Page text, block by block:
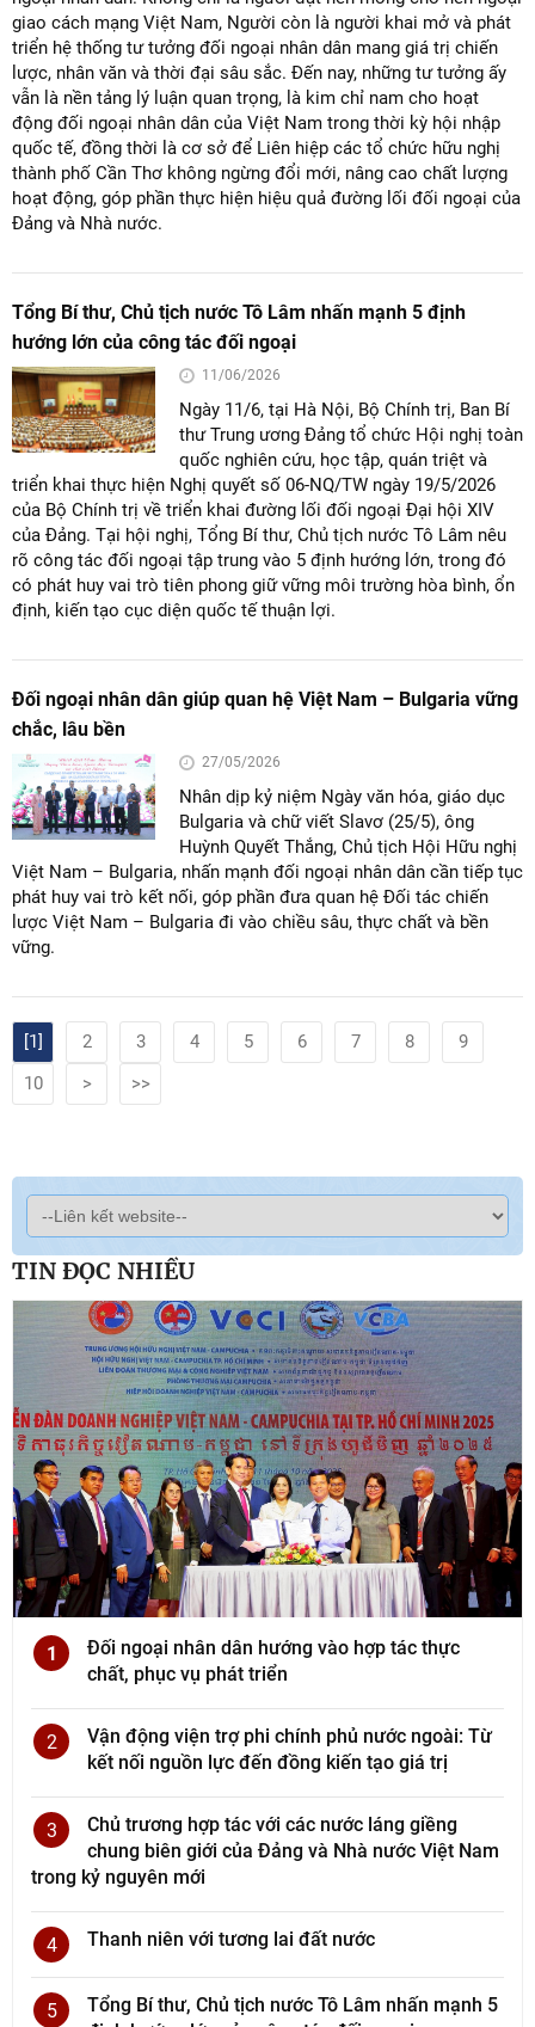
giao cách mạng Việt Nam, Người còn là người khai mở và phát
triển hệ thống tư tưởng đối ngoại nhân dân mang giá trị chiến
lược, nhân văn và thời đại sâu sắc. Đến nay, những tư tưởng ấy
vẫn là nền tảng lý luận quan trọng, là kim chỉ nam cho hoạt
động đối ngoại nhân dân của Việt Nam trong thời kỳ hội nhập
quốc tế, đồng thời là cơ sở để Liên hiệp các tổ chức hữu nghị
thành phố Cần Thơ không ngừng đổi mới, nâng cao chất lượng
hoạt động, góp phần thực hiện hiệu quả đường lối đối ngoại của
Đảng và Nhà nước.
Tổng Bí thư, Chủ tịch nước Tô Lâm nhấn mạnh 5 định
hướng lớn của công tác đối ngoại
11/06/2026
Ngày 11/6, tại Hà Nội, Bộ Chính trị, Ban Bí
thư Trung ương Đảng tổ chức Hội nghị toàn
quốc nghiên cứu, học tập, quán triệt và
triển khai thực hiện Nghị quyết số 06-NQ/TW ngày 19/5/2026
của Bộ Chính trị về triển khai đường lối đối ngoại Đại hội XIV
của Đảng. Tại hội nghị, Tổng Bí thư, Chủ tịch nước Tô Lâm nêu
rõ công tác đối ngoại tập trung vào 5 định hướng lớn, trong đó
có phát huy vai trò tiên phong giữ vững môi trường hòa bình, ổn
định, kiến tạo cục diện quốc tế thuận lợi.
Đối ngoại nhân dân giúp quan hệ Việt Nam – Bulgaria vững
chắc, lâu bền
27/05/2026
Nhân dịp kỷ niệm Ngày văn hóa, giáo dục
Bulgaria và chữ viết Slavơ (25/5), ông
Huỳnh Quyết Thắng, Chủ tịch Hội Hữu nghị
Việt Nam – Bulgaria, nhấn mạnh đối ngoại nhân dân cần tiếp tục
phát huy vai trò kết nối, góp phần đưa quan hệ Đối tác chiến
lược Việt Nam – Bulgaria đi vào chiều sâu, thực chất và bền
vững.
[1] 2 3 4 5 6 7 8
9
10
> >>
TIN ĐỌC NHIỀU
1
Đối ngoại nhân dân hướng vào hợp tác thực
chất, phục vụ phát triển
2
Vận động viện trợ phi chính phủ nước ngoài: Từ
kết nối nguồn lực đến đồng kiến tạo giá trị
3
Chủ trương hợp tác với các nước láng giềng
chung biên giới của Đảng và Nhà nước Việt Nam
trong kỷ nguyên mới
4 Thanh niên với tương lai đất nước
5
Tổng Bí thư, Chủ tịch nước Tô Lâm nhấn mạnh 5